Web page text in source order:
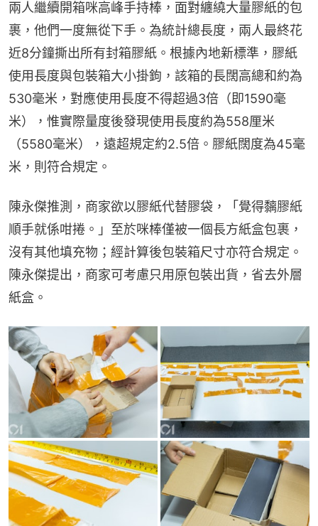
兩人繼續開箱咪高峰手持棒，面對纏繞大量膠紙的包
裹，他們一度無從下手。為統計總長度，兩人最終花
近8分鐘撕出所有封箱膠紙。根據內地新標準，膠紙
使用長度與包裝箱大小掛鉤，該箱的長闊高總和約為
530毫米，對應使用長度不得超過3倍（即1590毫
米），惟實際量度後發現使用長度約為558厘米
（5580毫米），遠超規定約2.5倍。膠紙闊度為45毫
米，則符合規定。
陳永傑推測，商家欲以膠紙代替膠袋，「覺得黐膠紙
順手就係咁捲。」至於咪棒僅被一個長方紙盒包裹，
沒有其他填充物；經計算後包裝箱尺寸亦符合規定。
陳永傑提出，商家可考慮只用原包裝出貨，省去外層
紙盒。